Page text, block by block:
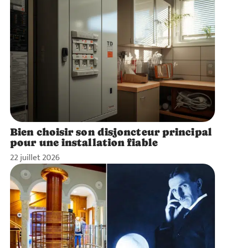
Bien choisir son disjoncteur principal
pour une installation fiable
22 juillet 2026